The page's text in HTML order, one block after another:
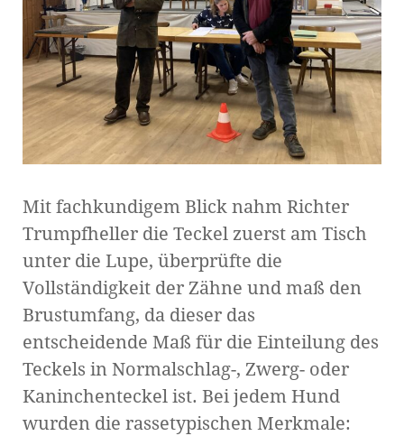
Mit fachkundigem Blick nahm Richter
Trumpfheller die Teckel zuerst am Tisch
unter die Lupe, überprüfte die
Vollständigkeit der Zähne und maß den
Brustumfang, da dieser das
entscheidende Maß für die Einteilung des
Teckels in Normalschlag-, Zwerg- oder
Kaninchenteckel ist. Bei jedem Hund
wurden die rassetypischen Merkmale: